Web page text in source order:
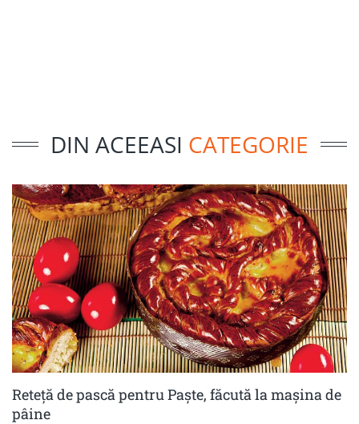
DIN ACEEASI CATEGORIE
Reteță de pască pentru Paște, făcută la mașina de
pâine